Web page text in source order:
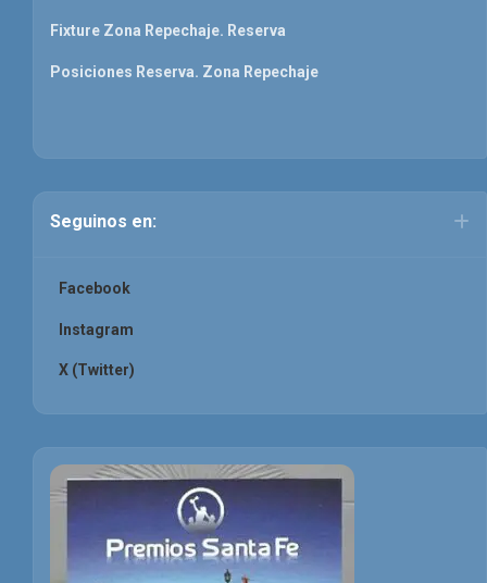
Fixture Zona Repechaje. Reserva
Posiciones Reserva. Zona Repechaje
Seguinos en:
Facebook
Instagram
X (Twitter)